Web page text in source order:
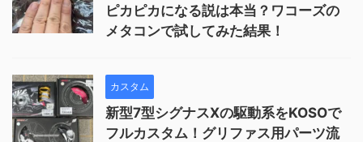
ピカピカになる説は本当？ワコーズの
メタコンで試してみた結果！
カスタム
新型7型シグナスXの駆動系をKOSOで
フルカスタム！グリファス用パーツ流